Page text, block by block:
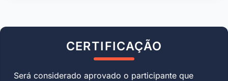
CERTIFICAÇÃO
Será considerado aprovado o participante que